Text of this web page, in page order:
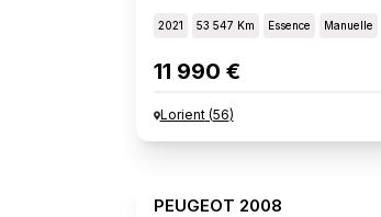
2021 53 547 Km Essence Manuelle
11 990 €
Lorient(56)
PEUGEOT 2008